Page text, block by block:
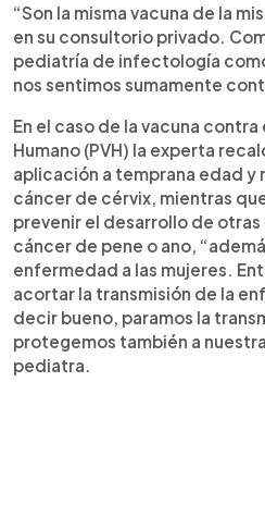
“Son la misma vacuna de la
en su consultorio privado.
pediatría de infectología
nos sentimos sumamente
En el caso de la vacuna contra
Humano (PVH) la experta
aplicación a temprana edad
cáncer de cérvix, mientras
prevenir el desarrollo de
cáncer de pene o ano,
enfermedad a las mujeres.
acortar la transmisión de la
decir bueno, paramos la
protegemos también a
pediatra.